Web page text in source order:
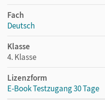
Fach
Deutsch
Klasse
4. Klasse
Lizenzform
E-Book Testzugang 30 Tage